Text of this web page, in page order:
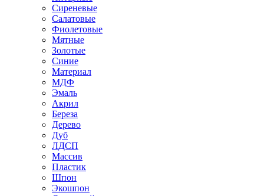
Сиреневые
Салатовые
Фиолетовые
Мятные
Золотые
Синие
Материал
МДФ
Эмаль
Акрил
Береза
Дерево
Дуб
ЛДСП
Массив
Пластик
Шпон
Экошпон